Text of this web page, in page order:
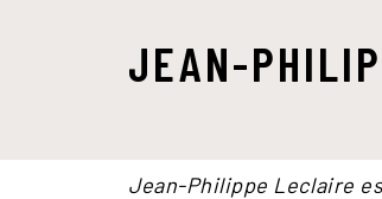
JEAN-
Jean-Philippe Leclaire